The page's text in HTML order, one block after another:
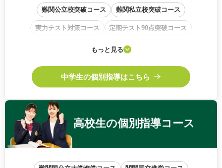
難関公立校突破コース 難関私立校突破コース
実力テスト対策コース 定期テスト90点突破コース
学校内容準拠コース 基礎から始めるコース
もっと見る
中学生の個別指導はこちら
高校生の個別指導コース